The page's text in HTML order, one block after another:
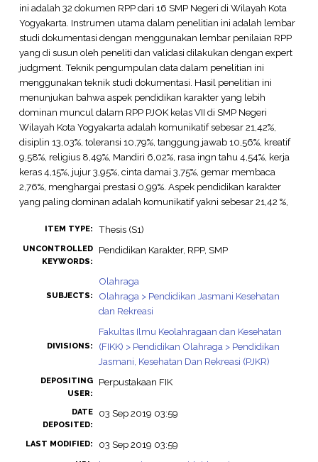
ini adalah 32 dokumen RPP dari 16 SMP Negeri di Wilayah Kota
Yogyakarta. Instrumen utama dalam penelitian ini adalah lembar
studi dokumentasi dengan menggunakan lembar penilaian RPP
yang di susun oleh peneliti dan validasi dilakukan dengan expert
judgment. Teknik pengumpulan data dalam penelitian ini
menggunakan teknik studi dokumentasi. Hasil penelitian ini
menunjukan bahwa aspek pendidikan karakter yang lebih
dominan muncul dalam RPP PJOK kelas VII di SMP Negeri
Wilayah Kota Yogyakarta adalah komunikatif sebesar 21,42%,
disiplin 13,03%, toleransi 10,79%, tanggung jawab 10,56%, kreatif
9,58%, religius 8,49%, Mandiri 6,02%, rasa ingn tahu 4,54%, kerja
keras 4,15%, jujur 3,95%, cinta damai 3,75%, gemar membaca
2,76%, menghargai prestasi 0,99%. Aspek pendidikan karakter
yang paling dominan adalah komunikatif yakni sebesar 21,42 %,
ITEM TYPE: Thesis (S1)
UNCONTROLLED
KEYWORDS:
Pendidikan Karakter, RPP, SMP
SUBJECTS:
Olahraga
Olahraga > Pendidikan Jasmani Kesehatan
dan Rekreasi
DIVISIONS:
Fakultas Ilmu Keolahragaan dan Kesehatan
(FIKK) > Pendidikan Olahraga > Pendidikan
Jasmani, Kesehatan Dan Rekreasi (PJKR)
DEPOSITING
USER:
Perpustakaan FIK
DATE
DEPOSITED:
03 Sep 2019 03:59
LAST MODIFIED: 03 Sep 2019 03:59